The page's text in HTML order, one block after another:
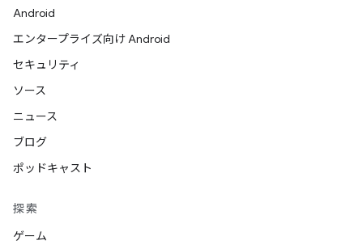
Android
エンタープライズ向け Android
セキュリティ
ソース
ニュース
ブログ
ポッドキャスト
探索
ゲーム